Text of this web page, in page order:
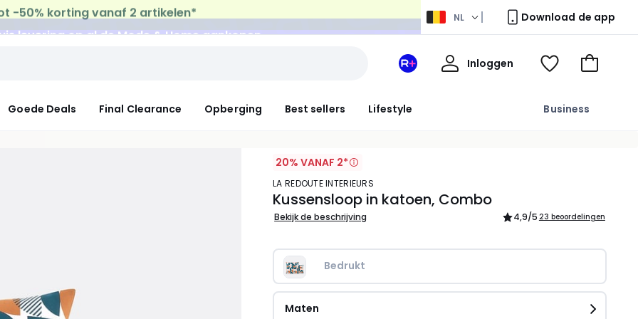
leveringop al de Mode & Home aankopen NL Download de app
Goede Deals Final Clearance Opberging Best sellers Lifestyle Business
Mijn
+
Inloggen
Mijn
Kijk
Naar
20% VANAF 2*
LA REDOUTE INTERIEURS
Kussensloop in katoen, Combo
Bekijk de beschrijving 4,9/5 23 beoordelingen
Bedrukt
Maten